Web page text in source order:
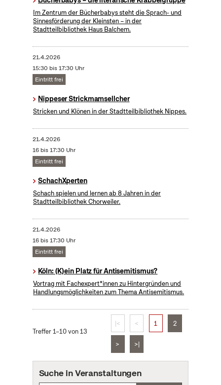
Im Zentrum der Bücherbabys steht die Sprach- und
Sinnesförderung der Kleinsten – in der
Stadtteilbibliothek Haus Balchem.
21.4.2026
15:30 bis 17:30 Uhr
Eintritt frei
Nippeser Strickmamsellcher
Stricken und Klönen in der Stadtteilbibliothek Nippes.
21.4.2026
16 bis 17:30 Uhr
Eintritt frei
SchachXperten
Schach spielen und lernen ab 8 Jahren in der
Stadtteilbibliothek Chorweiler.
21.4.2026
16 bis 17:30 Uhr
Eintritt frei
Köln: (K)ein Platz für Antisemitismus?
Vortrag mit Fachexpert*innen zu Hintergründen und
Handlungsmöglichkeiten zum Thema Antisemitismus.
Treffer 1–10 von 13
|< < 1 2
> >|
Suche in Veranstaltungen